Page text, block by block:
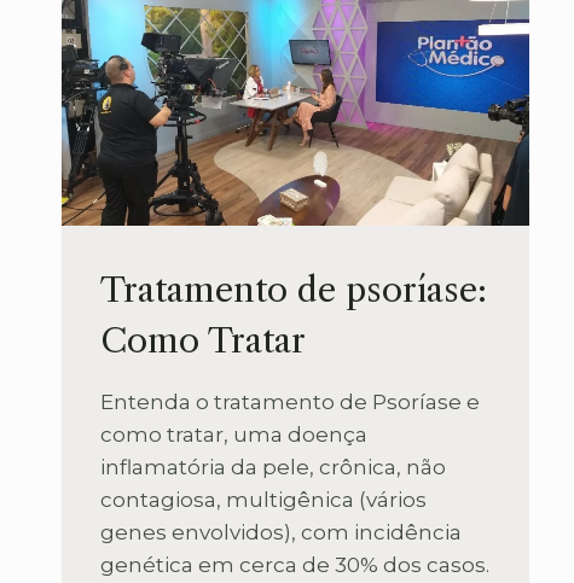
Tratamento de psoríase:
Como Tratar
Entenda o tratamento de Psoríase e
como tratar, uma doença
inflamatória da pele, crônica, não
contagiosa, multigênica (vários
genes envolvidos), com incidência
genética em cerca de 30% dos casos.